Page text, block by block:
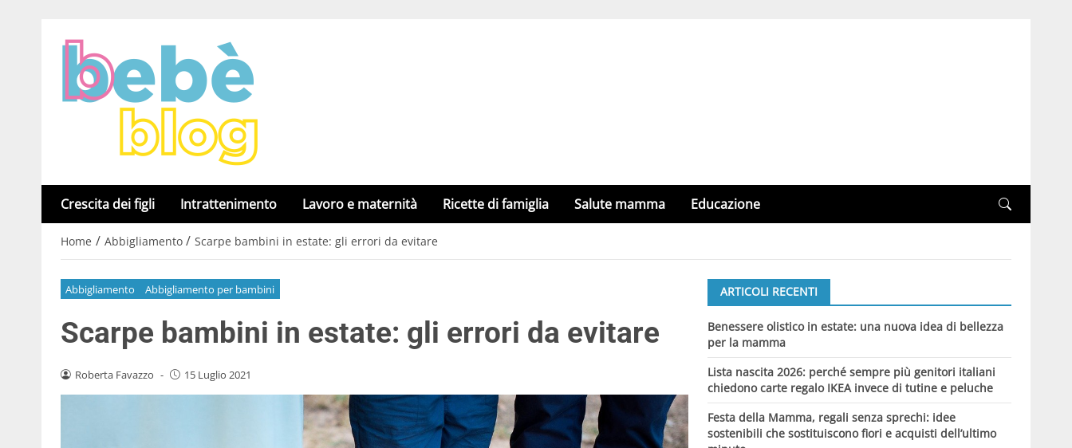
Crescita dei figli Intrattenimento Lavoro e maternità Ricette di famiglia Salute mamma Educazione
Home / Abbigliamento / Scarpe bambini in estate: gli errori da evitare
Abbigliamento Abbigliamento per bambini
Scarpe bambini in estate: gli errori da evitare
Roberta Favazzo - 15 Luglio 2021
ARTICOLI RECENTI
Benessere olistico in estate: una nuova idea di bellezza
per la mamma
Lista nascita 2026: perché sempre più genitori italiani
chiedono carte regalo IKEA invece di tutine e peluche
Festa della Mamma, regali senza sprechi: idee
sostenibili che sostituiscono fiori e acquisti dell’ultimo